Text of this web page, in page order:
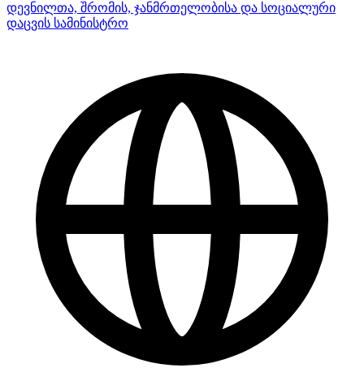
დევნილთა, შრომის, ჯანმრთელობისა და სოციალური
დაცვის სამინისტრო